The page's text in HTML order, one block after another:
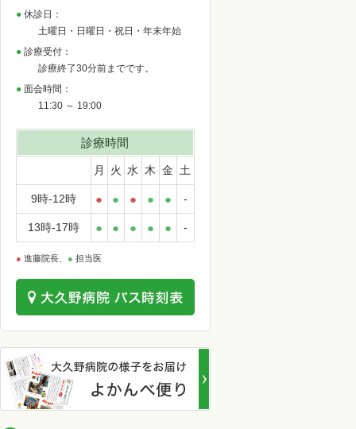
休診日：
土曜日・日曜日・祝日・年末年始
診療受付：
診療終了30分前までです。
面会時間：
11:30 ～ 19:00
診療時間
月 火 水 木 金 土
9時-12時 ● ● ● ● ● -
13時-17時 ● ● ● ● ● -
● 進藤院長、 ● 担当医